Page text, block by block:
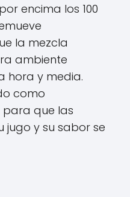
encima los 100
la mezcla
ambiente
hora y media.
como
para que las
jugo y su sabor se